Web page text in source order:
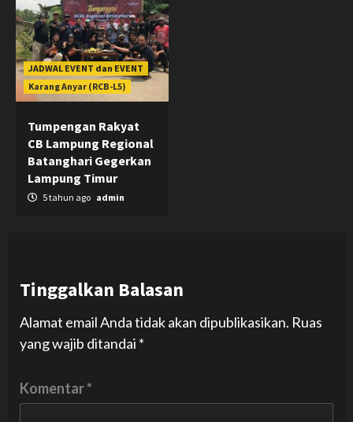
JADWAL EVENT dan EVENT
Karang Anyar (RCB-L5)
Tumpengan Rakyat
CB Lampung Regional
Batanghari Gegerkan
Lampung Timur
5 tahun ago admin
Tinggalkan Balasan
Alamat email Anda tidak akan dipublikasikan. Ruas
yang wajib ditandai *
Komentar*